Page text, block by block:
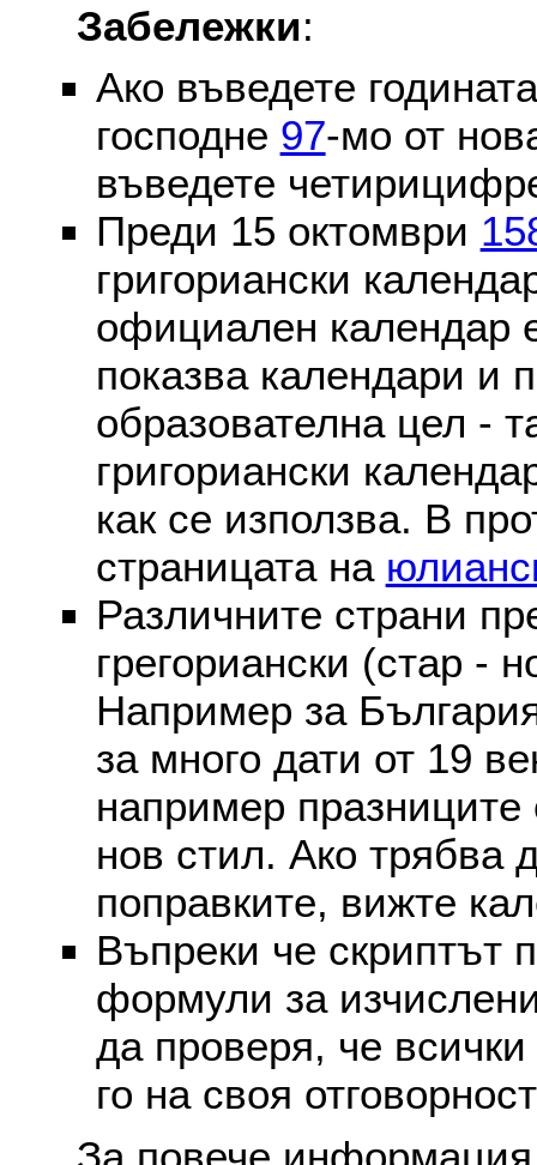
Забележки:
Ако въведете
господне 97-мо от
въведете
Преди 15 октомври
григориански
официален календар
показва календари и
образователна цел -
григориански
как се използва. В
страницата на
Различните страни
грегориански (стар -
Например за
за много дати от 19
например празниците
нов стил. Ако трябва
поправките, вижте
Въпреки че скриптът
формули за
да проверя, че
го на своя